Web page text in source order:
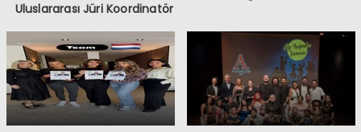
Uluslararası Jüri Koordinatör